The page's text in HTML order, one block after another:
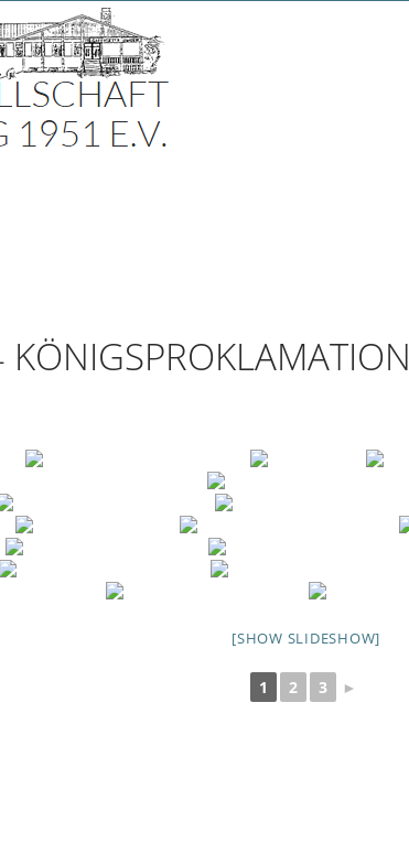
[SHOW SLIDESHOW]
1 2 3 ►